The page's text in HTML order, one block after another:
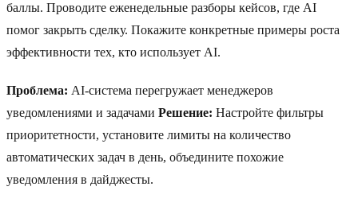
баллы. Проводите еженедельные разборы кейсов, где AI
помог закрыть сделку. Покажите конкретные примеры роста
эффективности тех, кто использует AI.
Проблема: AI-система перегружает менеджеров
уведомлениями и задачами Решение: Настройте фильтры
приоритетности, установите лимиты на количество
автоматических задач в день, объедините похожие
уведомления в дайджесты.